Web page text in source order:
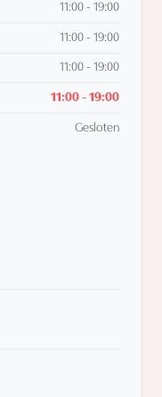
11:00 - 19:00
11:00 - 19:00
11:00 - 19:00
11:00 - 19:00
Gesloten